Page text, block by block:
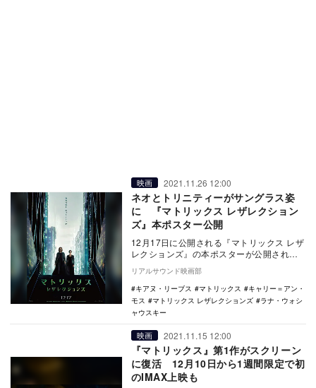
映画 2021.11.26 12:00
ネオとトリニティーがサングラス姿
に 『マトリックス レザレクション
ズ』本ポスター公開
12月17日に公開される『マトリックス レザ
レクションズ』の本ポスターが公開され
親…
リアルサウンド映画部
キアヌ・リーブス
マトリックス
キャリー＝アン・
モス
マトリックス レザレクションズ
ラナ・ウォシ
ャウスキー
映画 2021.11.15 12:00
『マトリックス』第1作がスクリーン
に復活 12月10日から1週間限定で初
のIMAX上映も